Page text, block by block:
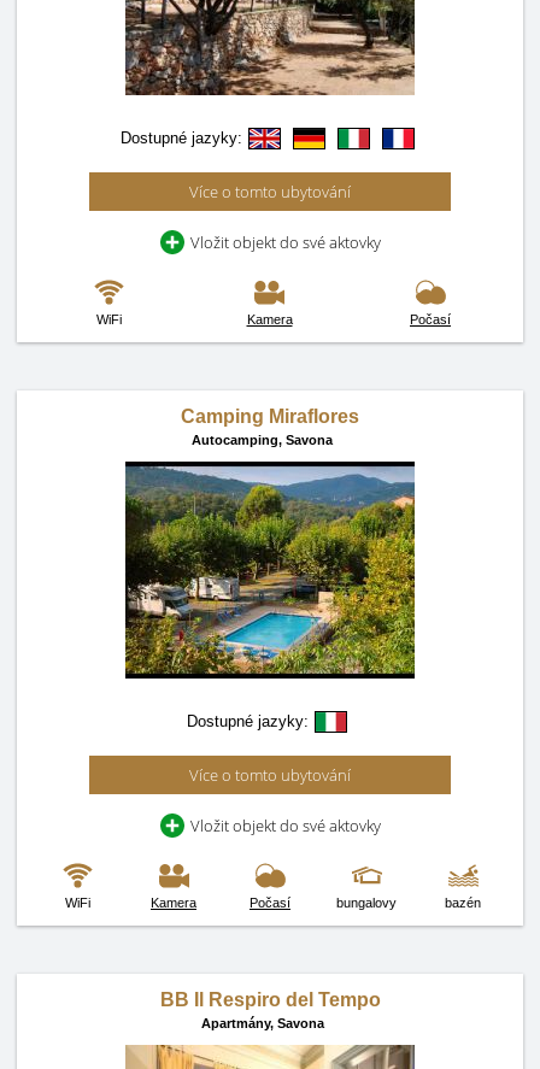
Dostupné jazyky:
Více o tomto ubytování
Vložit objekt do své aktovky
WiFi Kamera Počasí
Camping Miraflores
Autocamping, Savona
Dostupné jazyky:
Více o tomto ubytování
Vložit objekt do své aktovky
WiFi Kamera Počasí bungalovy bazén
BB Il Respiro del Tempo
Apartmány, Savona